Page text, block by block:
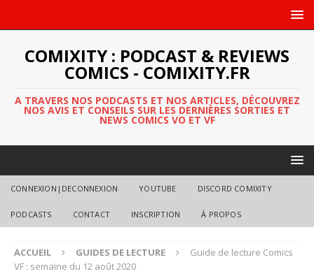
COMIXITY : PODCAST & REVIEWS
COMICS - COMIXITY.FR
A TRAVERS NOS PODCASTS ET NOS ARTICLES, DÉCOUVREZ
NOS AVIS ET CONSEILS SUR LES DERNIÈRES SORTIES ET
NEWS COMICS VO ET VF
CONNEXION|DECONNEXION YOUTUBE DISCORD COMIXITY
PODCASTS CONTACT INSCRIPTION À PROPOS
ACCUEIL GUIDES DE LECTURE
Guide de lecture Comics
VF : semaine du 12 août 2020